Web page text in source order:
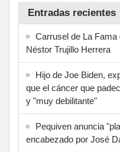
Entradas recientes
Carrusel de La Fama
Néstor Trujillo Herrera
Hijo de Joe Biden,
que el cáncer que
y "muy debilitante"
Pequiven anuncia
encabezado por José